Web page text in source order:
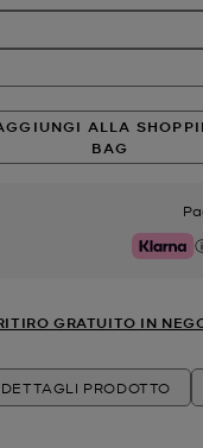
ALLA
BAG
Klarna
GRATUITO IN
DETTAGLI PRODOTTO